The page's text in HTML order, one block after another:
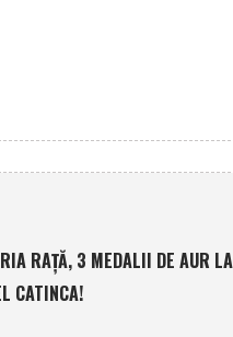
RAŢĂ, 3 MEDALII DE AUR
CATINCA!